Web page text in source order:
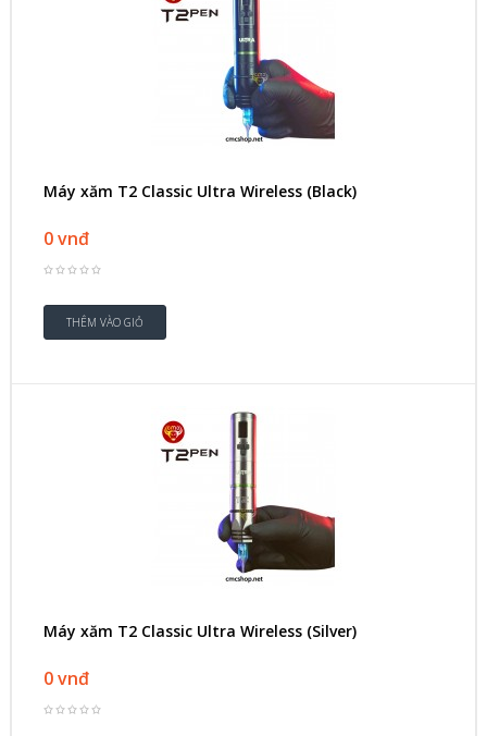
Máy xăm T2 Classic Ultra Wireless (Black)
0 vnđ
Máy xăm T2 Classic Ultra Wireless (Silver)
0 vnđ